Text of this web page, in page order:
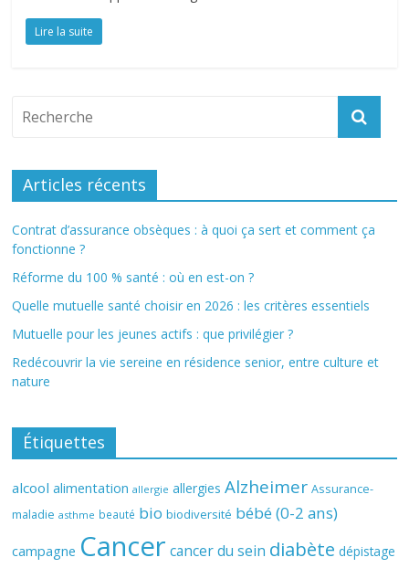
Lire la suite
Articles récents
Contrat d’assurance obsèques : à quoi ça sert et comment ça
fonctionne ?
Réforme du 100 % santé : où en est-on ?
Quelle mutuelle santé choisir en 2026 : les critères essentiels
Mutuelle pour les jeunes actifs : que privilégier ?
Redécouvrir la vie sereine en résidence senior, entre culture et
nature
Étiquettes
alcool alimentation allergie allergies Alzheimer Assurance-
maladie asthme beauté bio biodiversité bébé (0-2 ans)
campagne Cancer cancer du sein diabète dépistage